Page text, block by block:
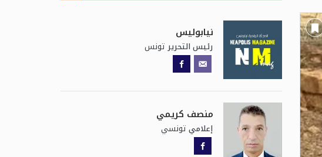
نيابوليس
رئيس التحرير تونس
منصف كريمي
إعلامي تونسي